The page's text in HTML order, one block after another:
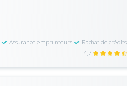
Assurance emprunteurs
Rachat de crédits
4,7